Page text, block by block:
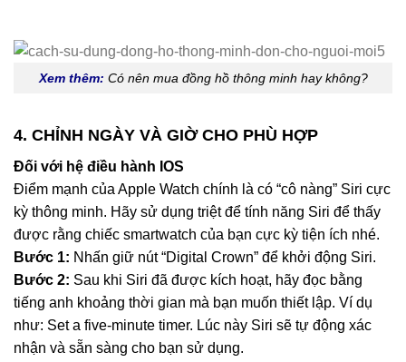
Xem thêm: Có nên mua đồng hồ thông minh hay không?
4. CHỈNH NGÀY VÀ GIỜ CHO PHÙ HỢP
Đối với hệ điều hành IOS
Điểm mạnh của Apple Watch chính là có “cô nàng” Siri cực
kỳ thông minh. Hãy sử dụng triệt để tính năng Siri để thấy
được rằng chiếc smartwatch của bạn cực kỳ tiện ích nhé.
Bước 1: Nhấn giữ nút “Digital Crown” để khởi động Siri.
Bước 2: Sau khi Siri đã được kích hoạt, hãy đọc bằng
tiếng anh khoảng thời gian mà bạn muốn thiết lập. Ví dụ
như: Set a five-minute timer. Lúc này Siri sẽ tự động xác
nhận và sẵn sàng cho bạn sử dụng.